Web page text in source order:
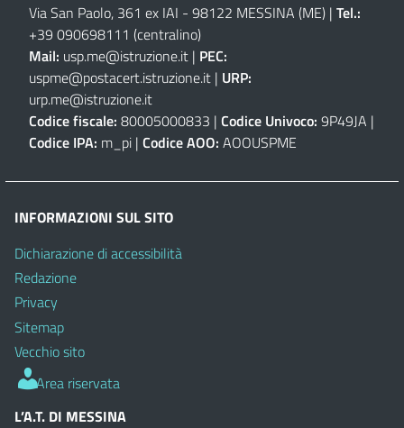
Via San Paolo, 361 ex IAI - 98122 MESSINA (ME) | Tel.:
+39 090698111 (centralino)
Mail: usp.me@istruzione.it | PEC:
uspme@postacert.istruzione.it | URP:
urp.me@istruzione.it
Codice fiscale: 80005000833 | Codice Univoco: 9P49JA |
Codice IPA: m_pi | Codice AOO: AOOUSPME
INFORMAZIONI SUL SITO
Dichiarazione di accessibilità
Redazione
Privacy
Sitemap
Vecchio sito
Area riservata
L’A.T. DI MESSINA